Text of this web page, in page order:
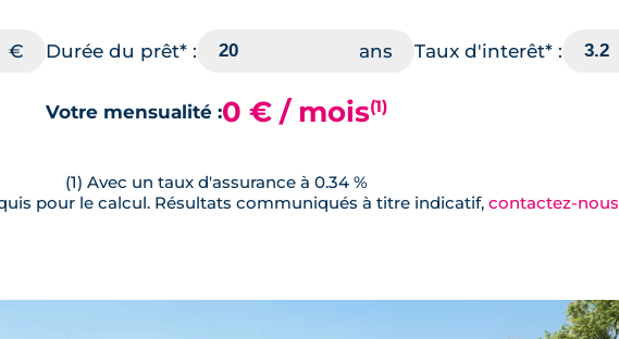
Durée du prêt* : Taux d'interêt* :
Votre mensualité :0 € / mois(1)
(1) Avec un taux d'assurance à 0.34 %
pour le calcul. Résultats communiqués à titre indicatif, contactez-nous